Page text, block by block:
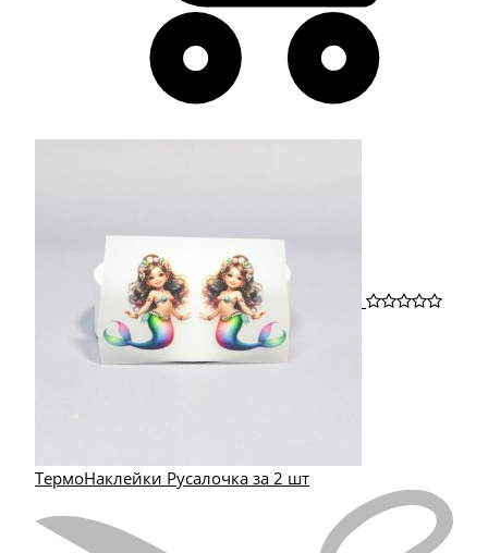
ТермоНаклейки Русалочка за 2 шт